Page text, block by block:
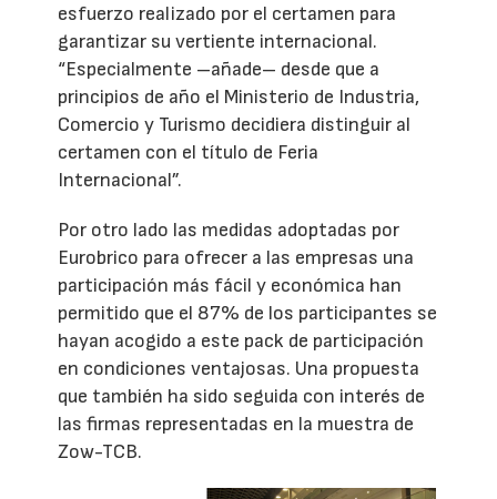
esfuerzo realizado por el certamen para
garantizar su vertiente internacional.
“Especialmente –añade– desde que a
principios de año el Ministerio de Industria,
Comercio y Turismo decidiera distinguir al
certamen con el título de Feria
Internacional”.
Por otro lado las medidas adoptadas por
Eurobrico para ofrecer a las empresas una
participación más fácil y económica han
permitido que el 87% de los participantes se
hayan acogido a este pack de participación
en condiciones ventajosas. Una propuesta
que también ha sido seguida con interés de
las firmas representadas en la muestra de
Zow-TCB.